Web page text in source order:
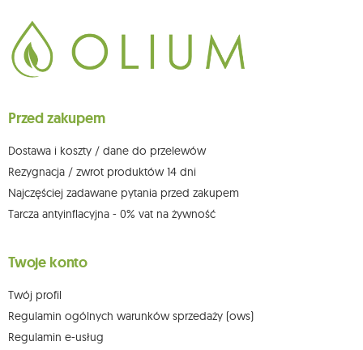
Dane będą przetwarzane w celu wysyłki newslettera i przechowywane do
chwili rezygnacji z subskrypcji.
Przysługuje Ci prawo do żądania dostępu do swoich danych osobowych,
ich sprostowania, usunięcia, ograniczenia przetwarzania, wniesienia
sprzeciwu wobec przetwarzania swoich danych oraz prawo do
którego dokonano na podstawie zgody przed jej cofnięciem. W tym celu
możesz kontaktować się z działem obsługi klienta Mouton Interactive pod
Więcej informacji: www.mouton.pl/ODO
Przed zakupem
Dostawa i koszty / dane do przelewów
Rezygnacja / zwrot produktów 14 dni
Najczęściej zadawane pytania przed zakupem
Tarcza antyinflacyjna - 0% vat na żywność
Twoje konto
Twój profil
Regulamin ogólnych warunków sprzedaży (ows)
Regulamin e-usług